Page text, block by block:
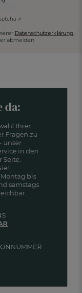
⇗
Datenschutzerklärung.
abmelden.
da:
Ihrer
Fragen zu
unser
in den
bis
samstags